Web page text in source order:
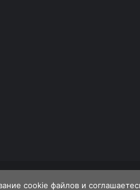
Размещение рекламы
cookie файлов и